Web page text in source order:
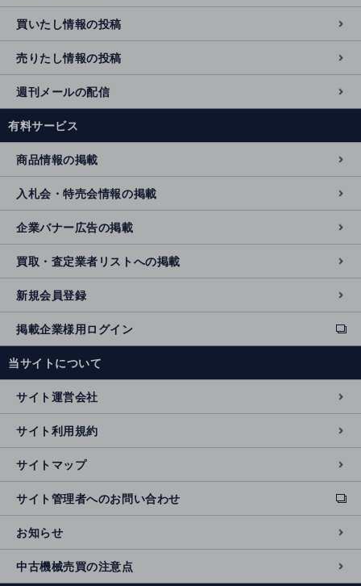
買いたし情報の投稿
売りたし情報の投稿
週刊メールの配信
有料サービス
商品情報の掲載
入札会・特売会情報の掲載
企業バナー広告の掲載
買取・査定業者リストへの掲載
新規会員登録
掲載企業様用ログイン
ext
e
n
al
si
t
e
当サイトについて
サイト運営会社
サイト利用規約
サイトマップ
サイト管理者へのお問い合わせ
ext
e
r
n
al
お知らせ
中古機械売買の注意点